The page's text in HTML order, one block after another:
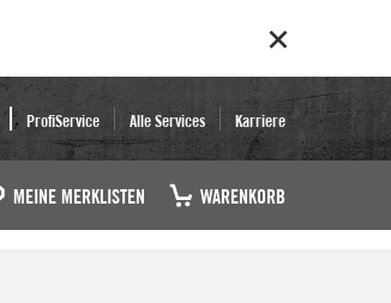
ProfiService Alle Services Karriere
MEINE MERKLISTEN WARENKORB